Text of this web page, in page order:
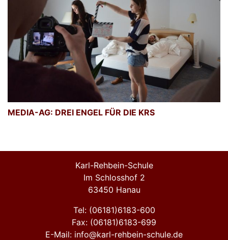
MEDIA-AG: DREI ENGEL FÜR DIE KRS
Karl-Rehbein-Schule
Im Schlosshof 2
63450 Hanau
Tel: (06181)6183-600
Fax: (06181)6183-699
E-Mail: info@karl-rehbein-schule.de